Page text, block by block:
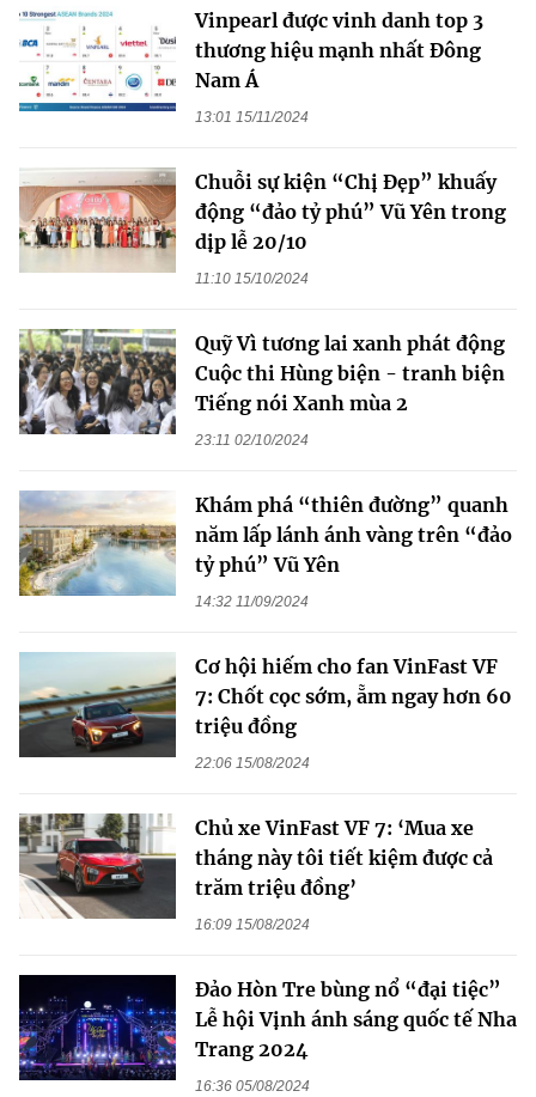
Vinpearl được vinh danh top 3
thương hiệu mạnh nhất Đông
Nam Á
13:01 15/11/2024
Chuỗi sự kiện “Chị Đẹp” khuấy
động “đảo tỷ phú” Vũ Yên trong
dịp lễ 20/10
11:10 15/10/2024
Quỹ Vì tương lai xanh phát động
Cuộc thi Hùng biện - tranh biện
Tiếng nói Xanh mùa 2
23:11 02/10/2024
Khám phá “thiên đường” quanh
năm lấp lánh ánh vàng trên “đảo
tỷ phú” Vũ Yên
14:32 11/09/2024
Cơ hội hiếm cho fan VinFast VF
7: Chốt cọc sớm, ẵm ngay hơn 60
triệu đồng
22:06 15/08/2024
Chủ xe VinFast VF 7: ‘Mua xe
tháng này tôi tiết kiệm được cả
trăm triệu đồng’
16:09 15/08/2024
Đảo Hòn Tre bùng nổ “đại tiệc”
Lễ hội Vịnh ánh sáng quốc tế Nha
Trang 2024
16:36 05/08/2024